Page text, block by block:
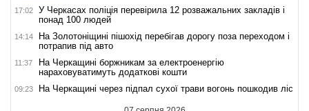
17:02
У Черкасах поліція перевірила 12 розважальних закладів і
понад 100 людей
14:14
На Золотоніщині пішохід перебігав дорогу поза переходом і
потрапив під авто
11:37
На Черкащині боржникам за електроенергію
нараховуватимуть додаткові кошти
09:23 На Черкащині через підпал сухої трави вогонь пошкодив ліс